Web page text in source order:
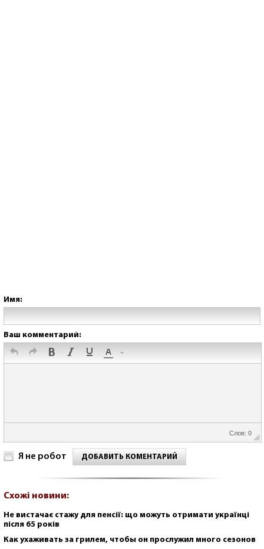
Имя:
Ваш комментарий:
Слов: 0
Я не робот ДОБАВИТЬ КОМЕНТАРИЙ
Схожі новини:
Не вистачає стажу для пенсії: що можуть отримати українці
після 65 років
Как ухаживать за грилем, чтобы он прослужил много сезонов